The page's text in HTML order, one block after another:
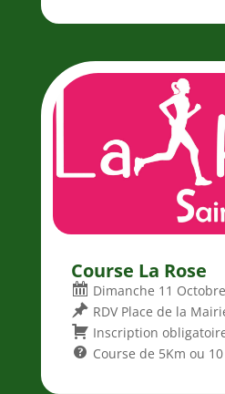
Course La Rose
Dimanche 11
RDV Place de la
Inscription
Course de 5Km ou